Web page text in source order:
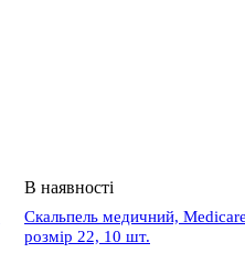
Скальпель медичний,
розмір 22, 10 шт.